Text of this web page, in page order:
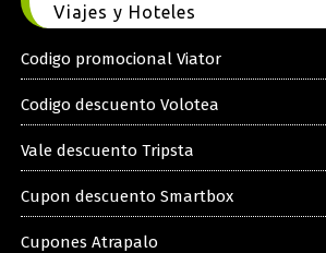
Viajes y Hoteles
Codigo promocional Viator
Codigo descuento Volotea
Vale descuento Tripsta
Cupon descuento Smartbox
Cupones Atrapalo